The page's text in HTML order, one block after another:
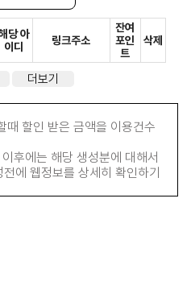
당 아
이디
링크주소
잔여
포인
트
삭제
더보기
때 할인 받은 금액을 이용건수
후에는 해당 생성분에 대해서
에 웹정보를 상세히 확인하기